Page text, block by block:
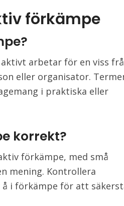
förkämpe
arbetar för en viss
eller organisator.
i praktiska eller
korrekt?
förkämpe, med små
mening. Kontrollera
i förkämpe för att